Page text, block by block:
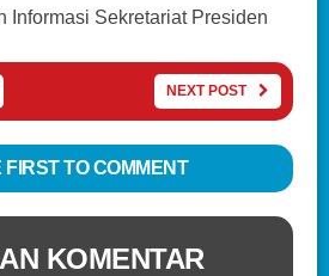
Informasi Sekretariat Presiden
NEXT POST
FIRST TO COMMENT
KOMENTAR